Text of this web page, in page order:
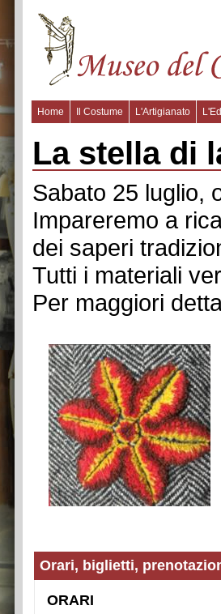
Home Il Costume L'Artigianato
La stella di
Sabato 25 luglio,
Impareremo a
dei saperi
Tutti i materiali
Per maggiori
Orari, biglietti,
ORARI